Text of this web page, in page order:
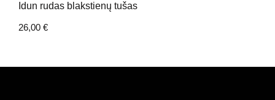
Idun rudas blakstienų tušas
26,00 €